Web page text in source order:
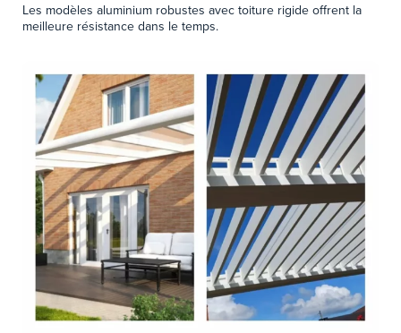
Les modèles aluminium robustes avec toiture rigide offrent la
meilleure résistance dans le temps.